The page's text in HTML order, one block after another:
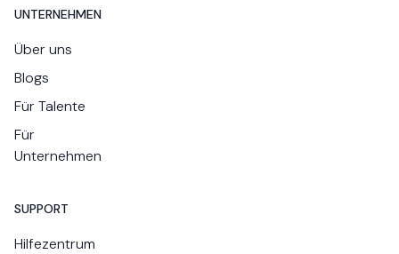
UNTERNEHMEN
Über uns
Blogs
Für Talente
Für
Unternehmen
SUPPORT
Hilfezentrum